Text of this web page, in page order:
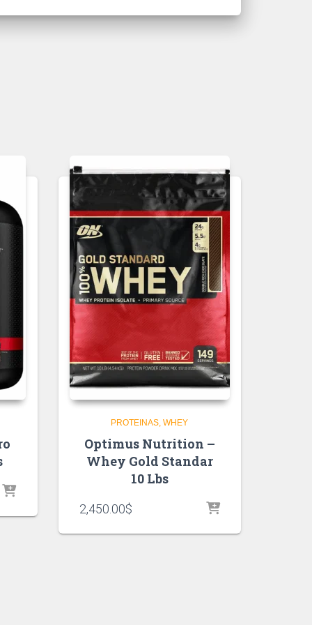
PROTEINAS WHEY
Optimus Nutrition –
Whey Gold Standar
10 Lbs
2,450.00$